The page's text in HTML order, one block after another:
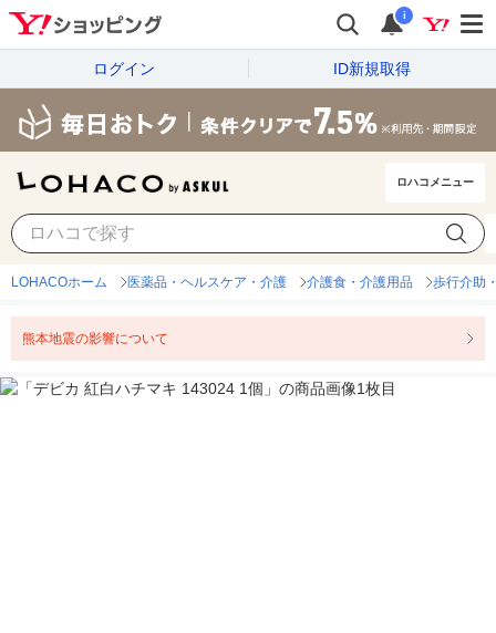
i
ログイン ID新規取得
ロハコメニュー
LOHACOホーム 医薬品・ヘルスケア・介護 介護食・介護用品 歩行介助
熊本地震の影響について